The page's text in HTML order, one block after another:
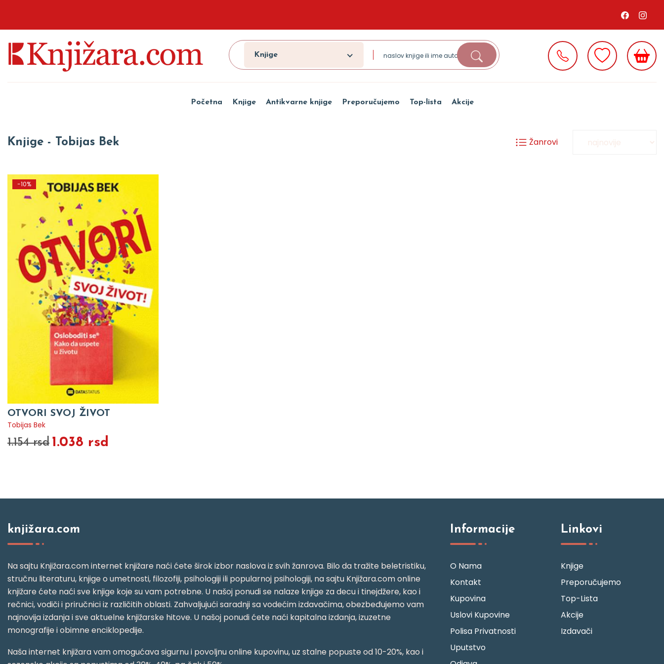
Knjige
Početna Knjige Antikvarne knjige Preporučujemo Top-lista Akcije
Knjige - Tobijas Bek Žanrovi
-10%
OTVORI SVOJ ŽIVOT
Tobijas Bek
1.154 rsd 1.038 rsd
knjižara.com
Na sajtu Knjižara.com internet knjižare naći ćete širok izbor naslova iz svih žanrova. Bilo da tražite beletristiku,
stručnu literaturu, knjige o umetnosti, filozofiji, psihologiji ili popularnoj psihologiji, na sajtu Knjižara.com online
knjižare ćete naći sve knjige koje su vam potrebne. U našoj ponudi se nalaze knjige za decu i tinejdžere, kao i
rečnici, vodiči i priručnici iz različitih oblasti. Zahvaljujući saradnji sa vodećim izdavačima, obezbeđujemo vam
najnovija izdanja i sve aktuelne knjižarske hitove. U našoj ponudi ćete naći kapitalna izdanja, izuzetne
monografije i obimne enciklopedije.
Naša internet knjižara vam omogućava sigurnu i povoljnu online kupovinu, uz stalne popuste od 10-20%, kao i
Informacije
O Nama
Kontakt
Kupovina
Uslovi Kupovine
Polisa Privatnosti
Uputstvo
Linkovi
Knjige
Preporučujemo
Top-Lista
Akcije
Izdavači